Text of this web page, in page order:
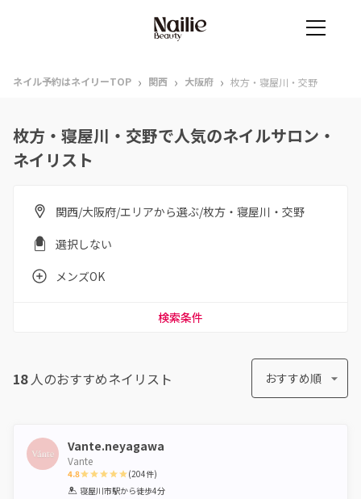
ネイル予約はネイリーTOP › 関西 › 大阪府 › 枚方・寝屋川・交野
枚方・寝屋川・交野で人気のネイルサロン・
ネイリスト
関西/大阪府/エリアから選ぶ/枚方・寝屋川・交野
選択しない
メンズOK
検索条件
18人のおすすめネイリスト おすすめ順
Vante.neyagawa
Vante
4.8
1 2 3 4 5
(204件)
寝屋川市駅から徒歩4分